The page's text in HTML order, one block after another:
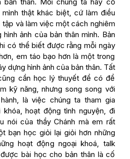
bản thân. Mỗi chúng ta hãy cố
thật khác biệt, cứ làm điều
và làm việc một cách nghiêm
ảnh của bản thân mình. Bản
có thể biết được rằng mỗi ngày
em táo bạo hơn là một trong
dựng hình ảnh của bản thân. Tất
cần học lý thuyết để có để
kỹ năng, nhưng song song với
là việc chúng ta tham gia
khóa, hoạt động tình nguyện, đi
nói của thầy Chánh mà em rất
bạn học giỏi lại giỏi hơn những
hoạt động ngoại khoá, talk
bài học cho bản thân là cố